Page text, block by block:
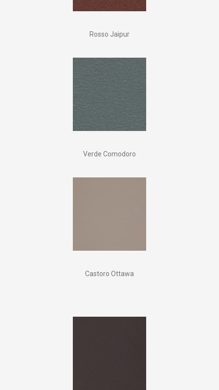
Rosso Jaipur
Verde Comodoro
Castoro Ottawa